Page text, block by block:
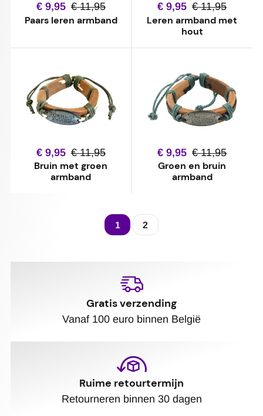
Paars leren armband
€ 9,95 € 11,95
Leren armband met
hout
€ 9,95 € 11,95
Bruin met groen
armband
€ 9,95 € 11,95
Groen en bruin
armband
€ 9,95 € 11,95
1 2
Gratis verzending
Vanaf 100 euro binnen België
Ruime retourtermijn
Retourneren binnen 30 dagen